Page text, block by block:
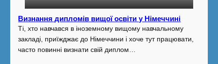
Визнання дипломів вищої освіти у Німеччині
Ті, хто навчався в іноземному вищому навчальному
закладі, приїжджає до Німеччини і хоче тут працювати,
часто повинні визнати свій диплом…